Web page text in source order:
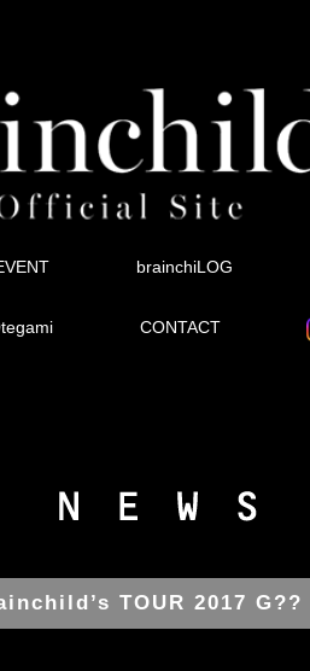
brainchiLOG
CONTACT
TOUR 2017 G??